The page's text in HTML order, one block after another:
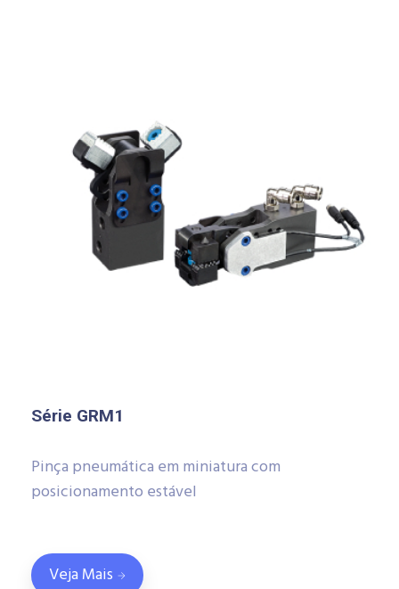
Série GRM1
Pinça pneumática em miniatura com
posicionamento estável
Veja Mais